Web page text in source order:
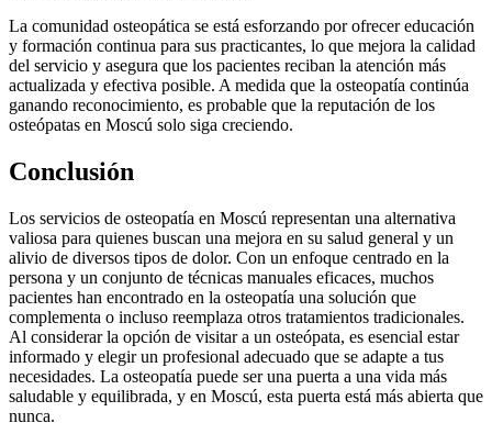
La comunidad osteopática se está esforzando por ofrecer educación
y formación continua para sus practicantes, lo que mejora la calidad
del servicio y asegura que los pacientes reciban la atención más
actualizada y efectiva posible. A medida que la osteopatía continúa
ganando reconocimiento, es probable que la reputación de los
osteópatas en Moscú solo siga creciendo.
Conclusión
Los servicios de osteopatía en Moscú representan una alternativa
valiosa para quienes buscan una mejora en su salud general y un
alivio de diversos tipos de dolor. Con un enfoque centrado en la
persona y un conjunto de técnicas manuales eficaces, muchos
pacientes han encontrado en la osteopatía una solución que
complementa o incluso reemplaza otros tratamientos tradicionales.
Al considerar la opción de visitar a un osteópata, es esencial estar
informado y elegir un profesional adecuado que se adapte a tus
necesidades. La osteopatía puede ser una puerta a una vida más
saludable y equilibrada, y en Moscú, esta puerta está más abierta que
nunca.